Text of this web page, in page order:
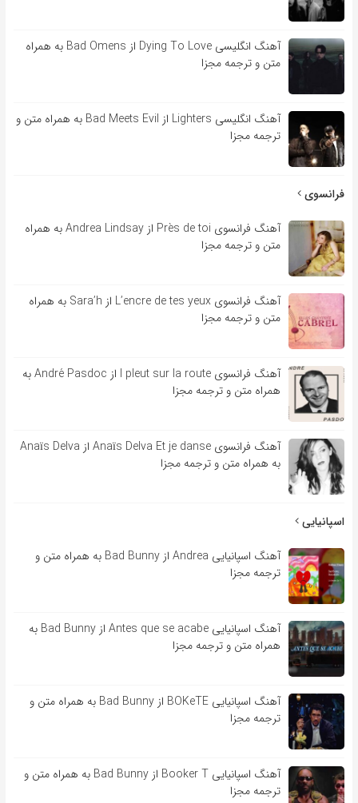
آهنگ انگلیسی Dying To Love از Bad Omens به همراه
متن و ترجمه مجزا
آهنگ انگلیسی Lighters از Bad Meets Evil به همراه متن و
ترجمه مجزا
فرانسوی
آهنگ فرانسوی Près de toi از Andrea Lindsay به همراه
متن و ترجمه مجزا
آهنگ فرانسوی L’encre de tes yeux از Sara’h به همراه
متن و ترجمه مجزا
آهنگ فرانسوی l pleut sur la route از André Pasdoc به
همراه متن و ترجمه مجزا
آهنگ فرانسوی Anaïs Delva Et je danse از Anaïs Delva
به همراه متن و ترجمه مجزا
اسپانیایی
آهنگ اسپانیایی Andrea از Bad Bunny به همراه متن و
ترجمه مجزا
آهنگ اسپانیایی Antes que se acabe از Bad Bunny به
همراه متن و ترجمه مجزا
آهنگ اسپانیایی BOKeTE از Bad Bunny به همراه متن و
ترجمه مجزا
آهنگ اسپانیایی Booker T از Bad Bunny به همراه متن و
ترجمه مجزا